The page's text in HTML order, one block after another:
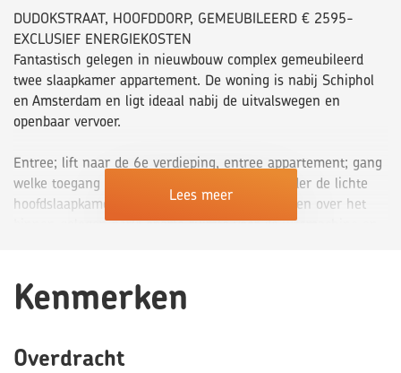
DUDOKSTRAAT, HOOFDDORP, GEMEUBILEERD € 2595-
EXCLUSIEF ENERGIEKOSTEN
Fantastisch gelegen in nieuwbouw complex gemeubileerd
twee slaapkamer appartement. De woning is nabij Schiphol
en Amsterdam en ligt ideaal nabij de uitvalswegen en
openbaar vervoer.
Entree; lift naar de 6e verdieping, entree appartement; gang
welke toegang bied tot alle vetrekken, waaronder de lichte
hoofdslaapkamer en gastenkamer welke uitkijken over het
binnen gelegen park; aparte ruimte voor de wasmachine en
open keuken; keuken is voorzien van inductie kookplaat,
magnetron/oven, Quooker, vaatwasser, koelkast, vriezer en
Bijzonderheden:
Lees meer
Kenmerken
Overdracht